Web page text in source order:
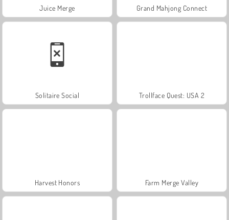
Juice Merge Grand Mahjong Connect
Solitaire Social Trollface Quest: USA 2
Harvest Honors Farm Merge Valley